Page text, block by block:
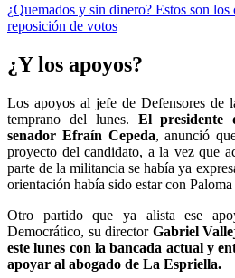
¿Quemados y sin dinero? Estos son
reposición de votos
¿Y los apoyos?
Los apoyos al jefe de Defensores de
temprano del lunes. El presidente
senador Efraín Cepeda, anunció
proyecto del candidato, a la vez que
parte de la militancia se había ya
orientación había sido estar con
Otro partido que ya alista ese
Democrático, su director Gabriel
este lunes con la bancada actual y
apoyar al abogado de La Espriella.